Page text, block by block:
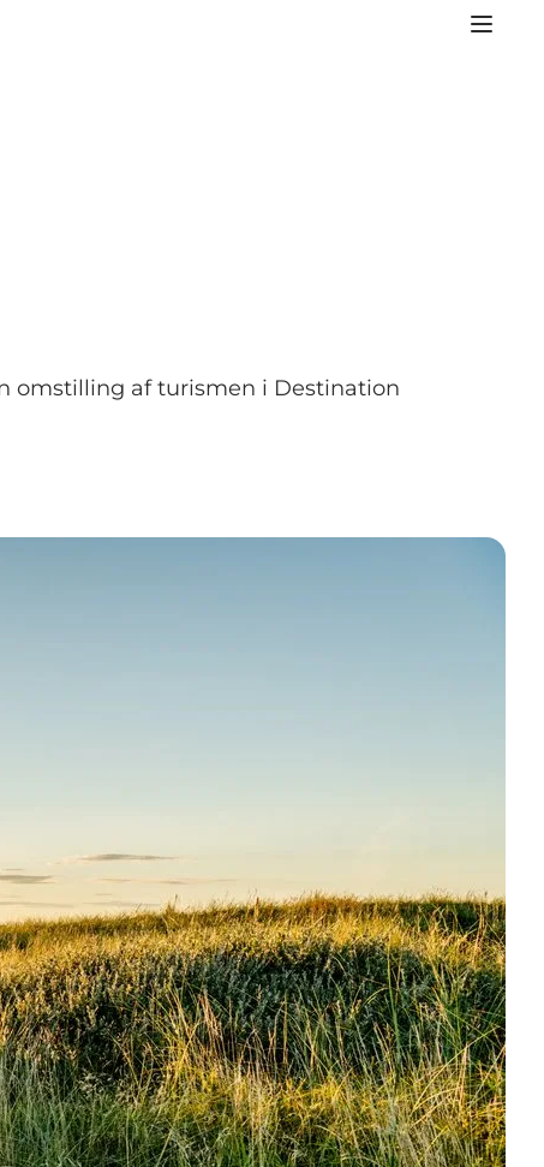
omstilling af turismen i Destination